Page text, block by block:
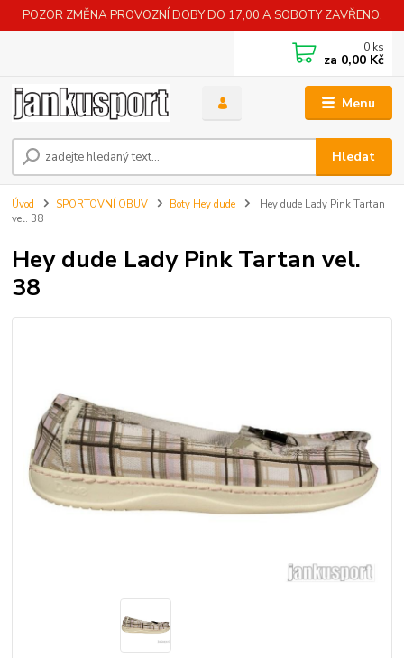
POZOR ZMĚNA PROVOZNÍ DOBY DO 17,00 A SOBOTY ZAVŘENO.
Menu
Hledat
0 ks
za 0,00 Kč
Úvod SPORTOVNÍ OBUV Boty Hey dude
Hey dude Lady Pink Tartan
vel. 38
Hey dude Lady Pink Tartan vel.
38